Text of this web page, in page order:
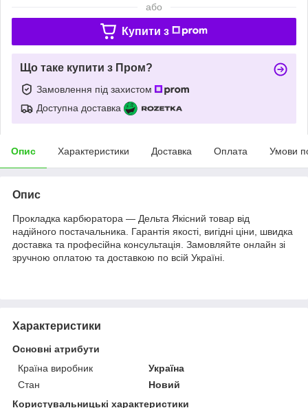
або
Купити з
Що таке купити з Пром?
Замовлення під захистом
Доступна доставка
Опис Характеристики Доставка Оплата Умови
Опис
Прокладка карбюратора — Дельта Якісний товар від
надійного постачальника. Гарантія якості, вигідні ціни, швидка
доставка та професійна консультація. Замовляйте онлайн зі
зручною оплатою та доставкою по всій Україні.
Характеристики
Основні атрибути
Країна виробник
Україна
Стан
Новий
Користувальницькі характеристики